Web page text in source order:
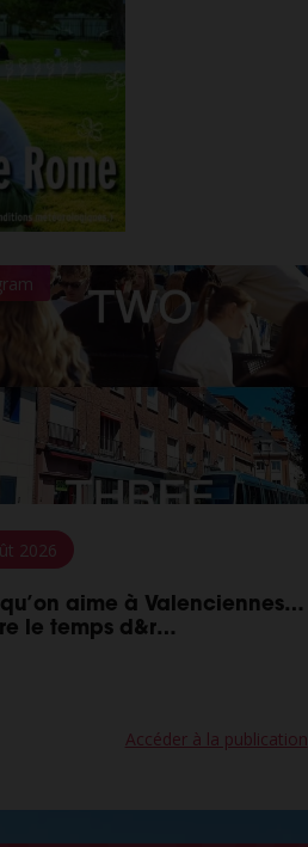
2026
aime à Valenciennes…
le temps d&r…
Accéder à la publication